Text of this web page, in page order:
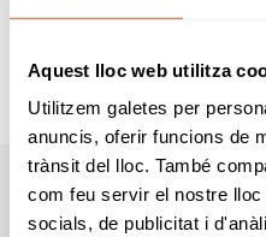
Aquest lloc web utilitza
Utilitzem galetes per
anuncis, oferir funcions de
trànsit del lloc. També
com feu servir el nostre
socials, de publicitat i
AUTONÓMICA
28/
CAMPIONAT DE
CADETS